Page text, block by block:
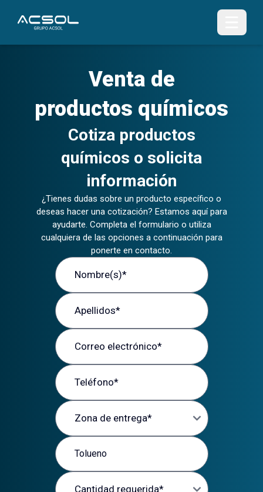
Venta de
productos químicos
Cotiza productos
químicos o solicita
información
¿Tienes dudas sobre un producto específico o
deseas hacer una cotización? Estamos aquí para
ayudarte. Completa el formulario o utiliza
cualquiera de las opciones a continuación para
ponerte en contacto.
Nombre (s)
Apellidos
Correo electrónico
Teléfono
Zona de entrega
Producto de interés
Cantidad requerida